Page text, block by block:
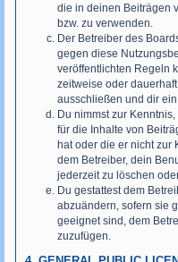
die in deinen Beiträgen
bzw. zu verwenden.
Der Betreiber des
gegen diese
veröffentlichten Regeln
zeitweise oder
ausschließen und dir
Du nimmst zur
für die Inhalte von
hat oder die er nicht zur
dem Betreiber, dein
jederzeit zu löschen
Du gestattest dem
abzuändern, sofern sie
geeignet sind, dem
zuzufügen.